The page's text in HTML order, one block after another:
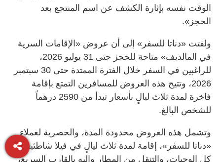
الوقت نفسه بإثارة الكشف عن اسم المنتجع بعد
الحجز».
ولفتت «دناتا للسفر» إلى أن عروض «الإقامات السرية
في المالديف» متاحة للحجز حتى 31 يوليو 2026،
للراغبين في السفر خلال الفترة الممتدة حتى 30 سبتمبر
2026، وتتيح هذه العروض للمسافرين التمتع بإقامة
فاخرة لمدة ثلاث ليالٍ بأسعار تبدأ من 2590 درهماً
للشخص البالغ.
وتشمل هذه العروض محدودة المدة، والحصرية لعملاء
«دناتا للسفر»، إقامة لمدة ثلاث ليالٍ في فيلا شاطئية مع
كل الوجبات، والتنقل من المطار وإليه بالقارب السريع،